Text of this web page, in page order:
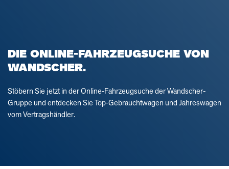
DIE ONLINE-FAHRZEUGSUCHE VON
WANDSCHER.
Stöbern Sie jetzt in der Online-Fahrzeugsuche der Wandscher-
Gruppe und entdecken Sie Top-Gebrauchtwagen und Jahreswagen
vom Vertragshändler.